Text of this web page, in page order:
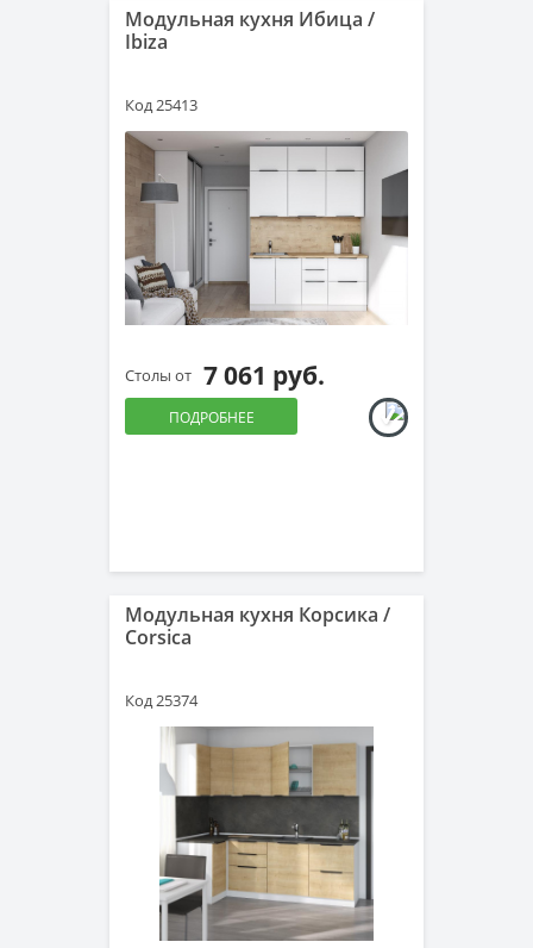
Модульная кухня Ибица /
Ibiza
Код 25413
Столы от 7 061 руб.
ПОДРОБНЕЕ
Модульная кухня Корсика /
Corsica
Код 25374